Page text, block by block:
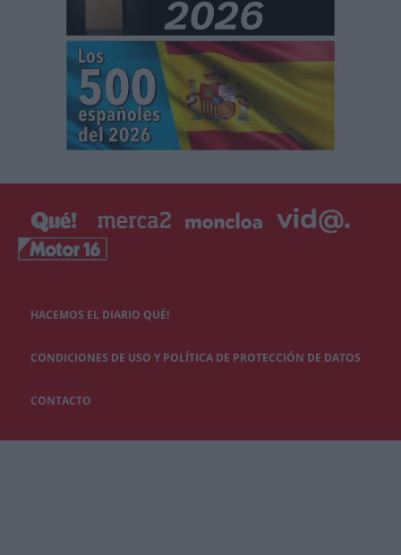
HACEMOS EL DIARIO QUÉ!
CONDICIONES DE USO Y POLÍTICA DE PROTECCIÓN DE DATOS
CONTACTO